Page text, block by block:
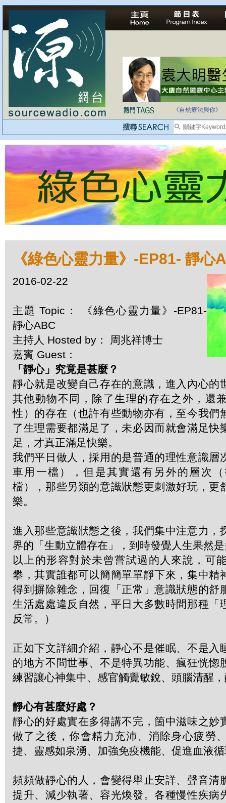
自家教育合法化-
《自然療法與你》
《綠色心靈力量》-EP81- 靜心
2016-02-22
主題 Topic： 《綠色心靈力量》-EP81-
靜心ABC
主持人 Hosted by： 周兆祥博士
嘉賓 Guest：
「靜心」究竟是甚麼？
靜心就是改變自己存在的意識，進入內心的
其他動物不同，除了生理的存在之外，還
性）的存在（也許有些動物亦有，至今我們
了生理需要都滿足了，未必因而就會滿足快
足，才真正滿足快樂。
我們平日做人，採用的是普通的理性意識層
車用一檔），但是其實還有另外的層次
檔），那些另類的意識狀態更刺激好玩，更
樂。
進入那些意識狀態之後，我們集中注意力，
界的「生動立體存在」，到時發覺人生果然
以上的形容對於未曾嘗試過的人來說，可
攀，其實誰都可以簡簡單單靜下來，集中精
得到摒除雜念，回復「正常」意識狀態的舒
生活處處違反自然，平日大多數時間那種「
反常。）
正如下文詳細介紹，靜心不是催眠、不是入
的地方不問世事、不是特異功能、瘋狂恍惚
練習讓心神集中、感官觸覺敏銳、頭腦清醒
靜心有甚麼好處？
靜心的好處實在多得講不完，箇中滋味之妙
做了之後，你會精力充沛、消除身心疲勞
捷、靈感如泉湧、加強免疫機能、促進血液
頻頻做靜心的人，會變得舉止安詳、聲音清
提升、減少執著、容光煥發。各種慢性疾病